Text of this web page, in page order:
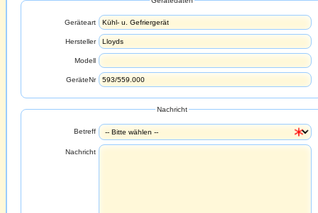
Geräteart
Hersteller
Modell
GeräteNr
Nachricht
Betreff
Nachricht